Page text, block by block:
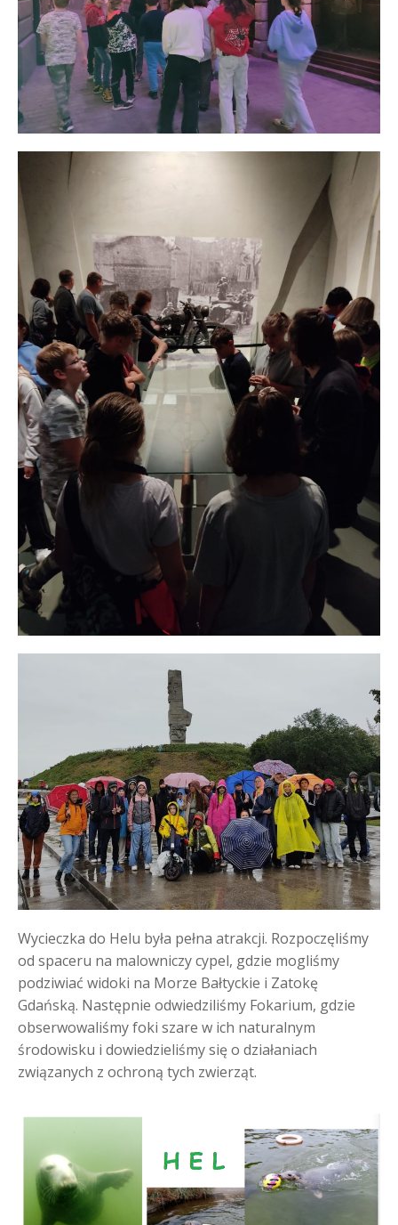
Wycieczka do Helu była pełna atrakcji. Rozpoczęliśmy
od spaceru na malowniczy cypel, gdzie mogliśmy
podziwiać widoki na Morze Bałtyckie i Zatokę
Gdańską. Następnie odwiedziliśmy Fokarium, gdzie
obserwowaliśmy foki szare w ich naturalnym
środowisku i dowiedzieliśmy się o działaniach
związanych z ochroną tych zwierząt.